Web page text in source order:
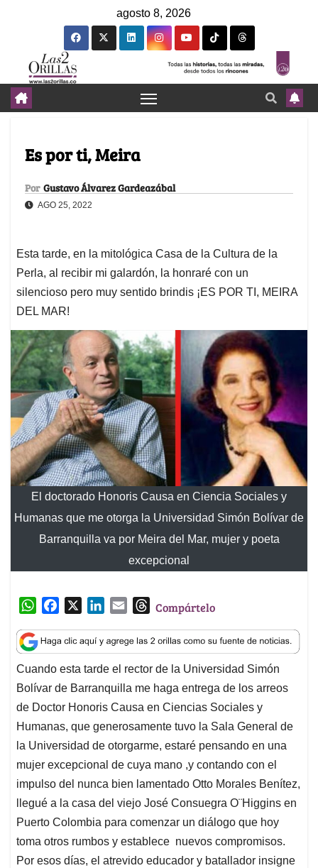
agosto 8, 2026
Es por ti, Meira
Por Gustavo Álvarez Gardeazábal
AGO 25, 2022
Esta tarde, en la mitológica Casa de la Cultura de la
Perla, al recibir mi galardón, la honraré con un
silencioso pero muy sentido brindis ¡ES POR TI, MEIRA
DEL MAR!
El doctorado Honoris Causa en Ciencia Sociales y
Humanas que me otorga la Universidad Simón Bolívar de
Barranquilla va por Meira del Mar, mujer y poeta
excepcional
W
a
t
s
A
p
p
c
e
b
o
o
k
n
k
e
d
I
n
a
i
l
T
r
e
a
d
s
Compártelo
Cuando esta tarde el rector de la Universidad Simón
Bolívar de Barranquilla me haga entrega de los arreos
de Doctor Honoris Causa en Ciencias Sociales y
Humanas, que generosamente tuvo la Sala General de
la Universidad de otorgarme, estaré pensando en una
mujer excepcional de cuya mano ,y contando con el
impulso del nunca bien lamentado Otto Morales Benítez,
llegué a la casa del viejo José Consuegra O¨Higgins en
Puerto Colombia para comenzar un diálogo que hoy
toma otros rumbos y establece nuevos compromisos.
Por esos días, el atrevido educador y batallador insigne